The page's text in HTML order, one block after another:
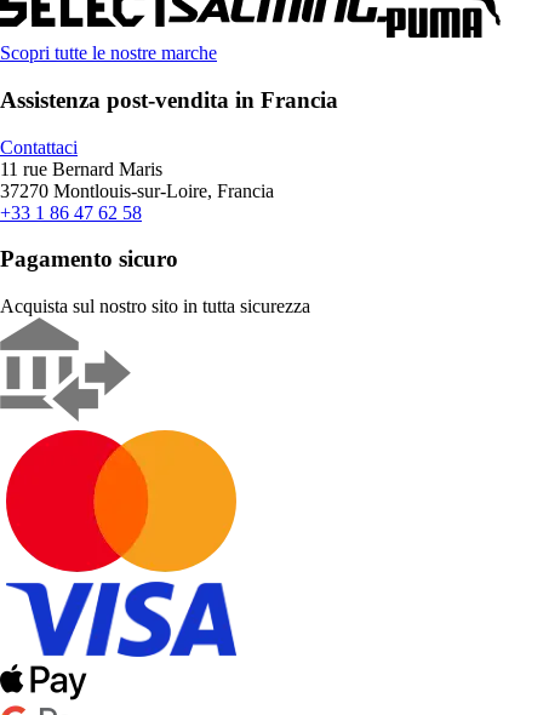
Scopri tutte le nostre marche
Assistenza post-vendita in Francia
Contattaci
11 rue Bernard Maris
37270 Montlouis-sur-Loire, Francia
+33 1 86 47 62 58
Pagamento sicuro
Acquista sul nostro sito in tutta sicurezza